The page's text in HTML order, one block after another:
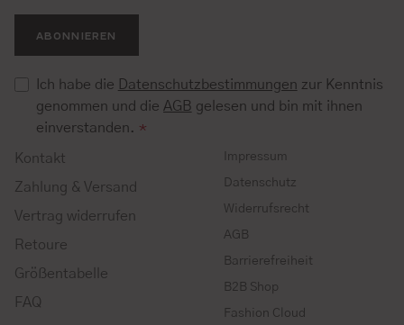
ABONNIEREN
Ich habe die Datenschutzbestimmungen zur Kenntnis
genommen und die AGB gelesen und bin mit ihnen
einverstanden. *
Kontakt
Zahlung & Versand
Vertrag widerrufen
Retoure
Größentabelle
FAQ
Impressum
Datenschutz
Widerrufsrecht
AGB
Barrierefreiheit
B2B Shop
Fashion Cloud